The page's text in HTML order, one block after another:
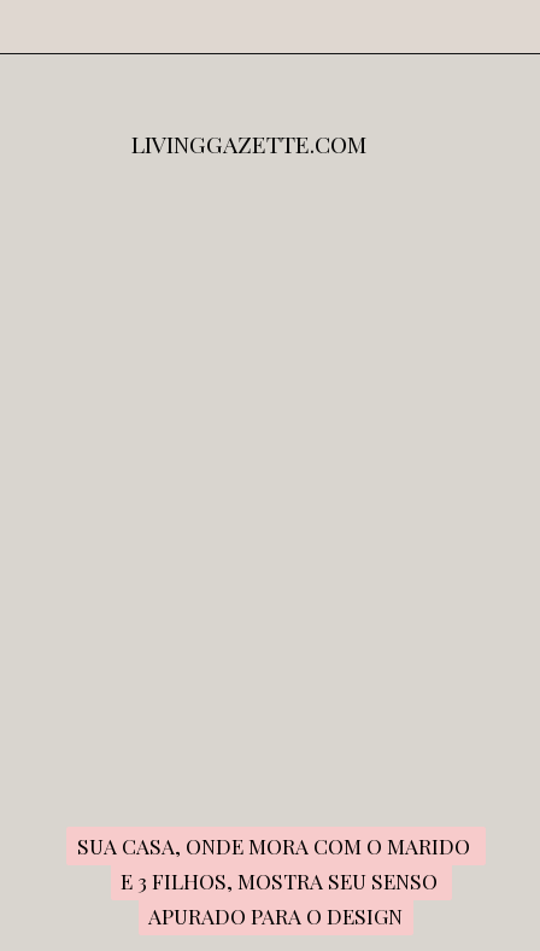
LIVINGGAZETTE.COM
SUA CASA, ONDE MORA COM O MARIDO
E 3 FILHOS, MOSTRA SEU SENSO
APURADO PARA O DESIGN
SUA CASA, ONDE MORA COM O MARIDO
E 3 FILHOS, MOSTRA SEU SENSO
APURADO PARA O DESIGN